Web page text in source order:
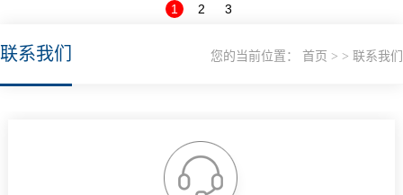
1 2 3
联系我们 您的当前位置： 首页 > > 联系我们